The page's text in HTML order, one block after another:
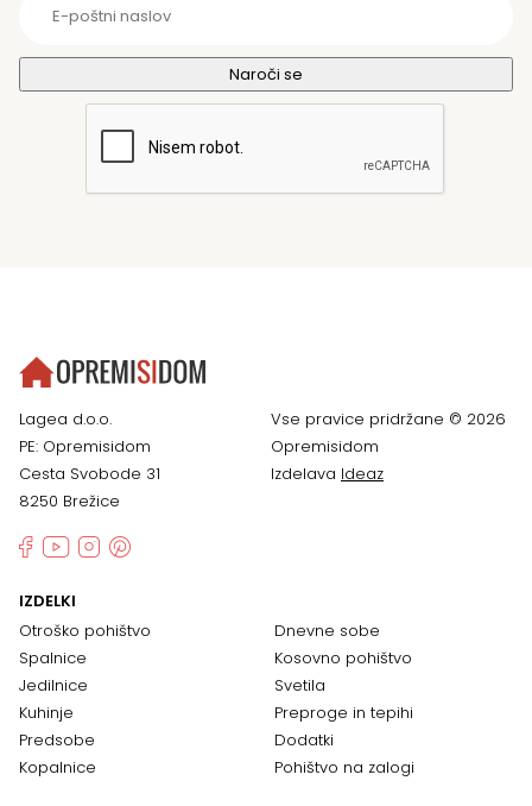
Lagea d.o.o.
PE: Opremisidom
Cesta Svobode 31
8250 Brežice
Vse pravice pridržane © 2026
Opremisidom
Izdelava Ideaz
IZDELKI
Otroško pohištvo
Spalnice
Jedilnice
Kuhinje
Predsobe
Kopalnice
Dnevne sobe
Kosovno pohištvo
Svetila
Preproge in tepihi
Dodatki
Pohištvo na zalogi